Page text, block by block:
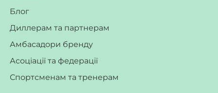
Блог
Диллерам та партнерам
Амбасадори бренду
Асоціації та федерації
Спортсменам та тренерам